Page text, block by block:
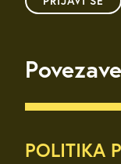
Povezave
POLITIKA